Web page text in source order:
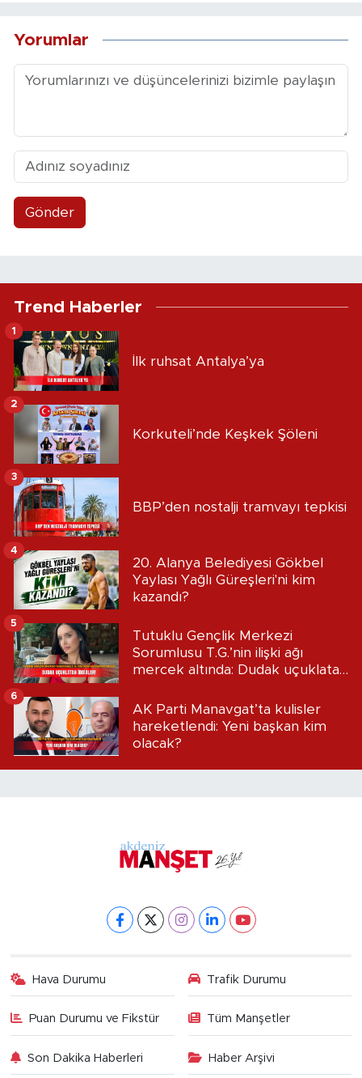
Yorumlar
Gönder
Trend Haberler
İlk ruhsat Antalya’ya
1
Korkuteli’nde Keşkek Şöleni
2
BBP’den nostalji tramvayı tepkisi
3
20. Alanya Belediyesi Gökbel
Yaylası Yağlı Güreşleri'ni kim
kazandı?
4
Tutuklu Gençlik Merkezi
Sorumlusu T.G.’nin ilişki ağı
mercek altında: Dudak uçuklatan
5
AK Parti Manavgat’ta kulisler
hareketlendi: Yeni başkan kim
olacak?
6
Hava Durumu Trafik Durumu
Puan Durumu ve Fikstür Tüm Manşetler
Son Dakika Haberleri Haber Arşivi